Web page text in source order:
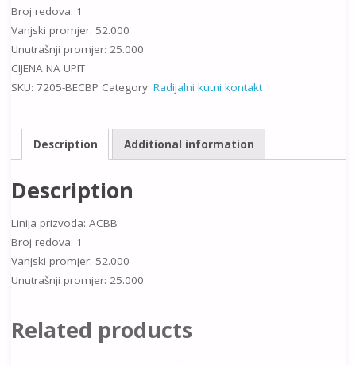
Broj redova: 1
Vanjski promjer: 52.000
Unutrašnji promjer: 25.000
CIJENA NA UPIT
SKU: 7205-BECBP Category: Radijalni kutni kontakt
Description Additional information
Description
Linija prizvoda: ACBB
Broj redova: 1
Vanjski promjer: 52.000
Unutrašnji promjer: 25.000
Related products